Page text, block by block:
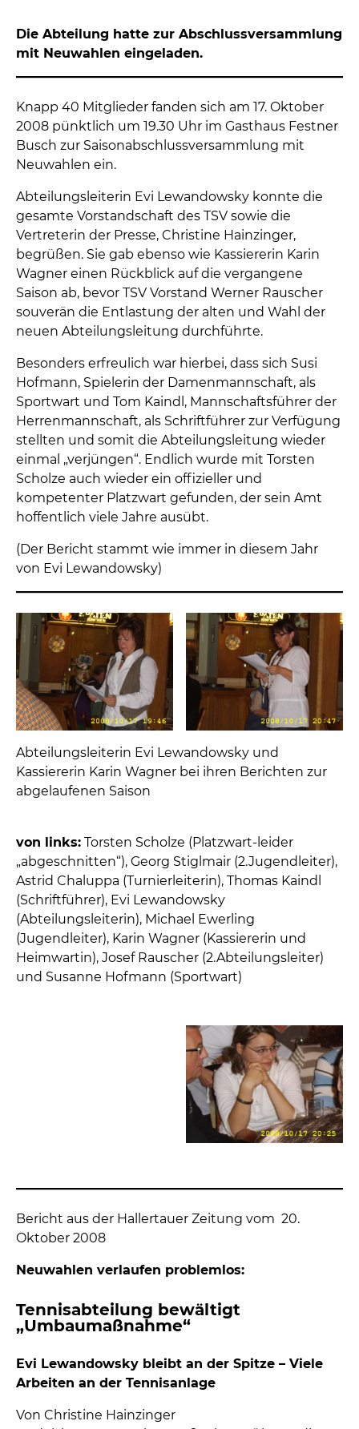
Die Abteilung hatte zur Abschlussversammlung
mit Neuwahlen eingeladen.
Knapp 40 Mitglieder fanden sich am 17. Oktober
2008 pünktlich um 19.30 Uhr im Gasthaus Festner
Busch zur Saisonabschlussversammlung mit
Neuwahlen ein.
Abteilungsleiterin Evi Lewandowsky konnte die
gesamte Vorstandschaft des TSV sowie die
Vertreterin der Presse, Christine Hainzinger,
begrüßen. Sie gab ebenso wie Kassiererin Karin
Wagner einen Rückblick auf die vergangene
Saison ab, bevor TSV Vorstand Werner Rauscher
souverän die Entlastung der alten und Wahl der
neuen Abteilungsleitung durchführte.
Besonders erfreulich war hierbei, dass sich Susi
Hofmann, Spielerin der Damenmannschaft, als
Sportwart und Tom Kaindl, Mannschaftsführer der
Herrenmannschaft, als Schriftführer zur Verfügung
stellten und somit die Abteilungsleitung wieder
einmal „verjüngen“. Endlich wurde mit Torsten
Scholze auch wieder ein offizieller und
kompetenter Platzwart gefunden, der sein Amt
hoffentlich viele Jahre ausübt.
(Der Bericht stammt wie immer in diesem Jahr
von Evi Lewandowsky)
Abteilungsleiterin Evi Lewandowsky und
Kassiererin Karin Wagner bei ihren Berichten zur
abgelaufenen Saison
von links: Torsten Scholze (Platzwart-leider
„abgeschnitten“), Georg Stiglmair (2.Jugendleiter),
Astrid Chaluppa (Turnierleiterin), Thomas Kaindl
(Schriftführer), Evi Lewandowsky
(Abteilungsleiterin), Michael Ewerling
(Jugendleiter), Karin Wagner (Kassiererin und
Heimwartin), Josef Rauscher (2.Abteilungsleiter)
und Susanne Hofmann (Sportwart)
Bericht aus der Hallertauer Zeitung vom 20.
Oktober 2008
Neuwahlen verlaufen problemlos:
Tennisabteilung bewältigt
„Umbaumaßnahme“
Evi Lewandowsky bleibt an der Spitze – Viele
Arbeiten an der Tennisanlage
Von Christine Hainzinger